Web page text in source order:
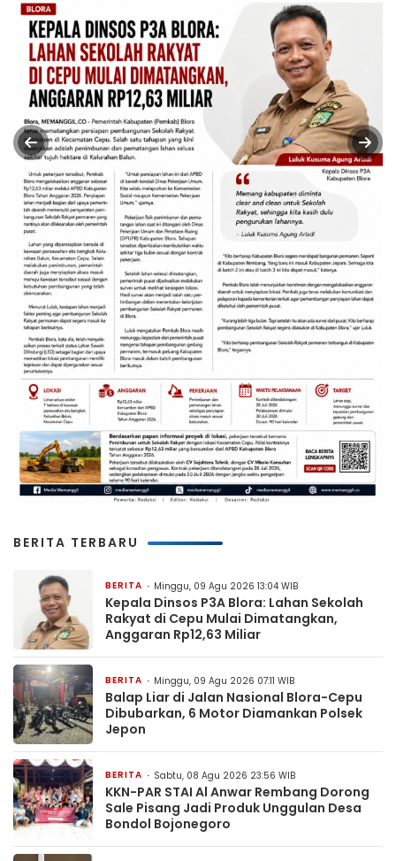
BERITA TERBARU
BERITA Minggu, 09 Agu 2026 13:04 WIB
Kepala Dinsos P3A Blora: Lahan Sekolah
Rakyat di Cepu Mulai Dimatangkan,
Anggaran Rp12,63 Miliar
BERITA Minggu, 09 Agu 2026 07:11 WIB
Balap Liar di Jalan Nasional Blora-Cepu
Dibubarkan, 6 Motor Diamankan Polsek
Jepon
BERITA Sabtu, 08 Agu 2026 23:56 WIB
KKN-PAR STAI Al Anwar Rembang Dorong
Sale Pisang Jadi Produk Unggulan Desa
Bondol Bojonegoro